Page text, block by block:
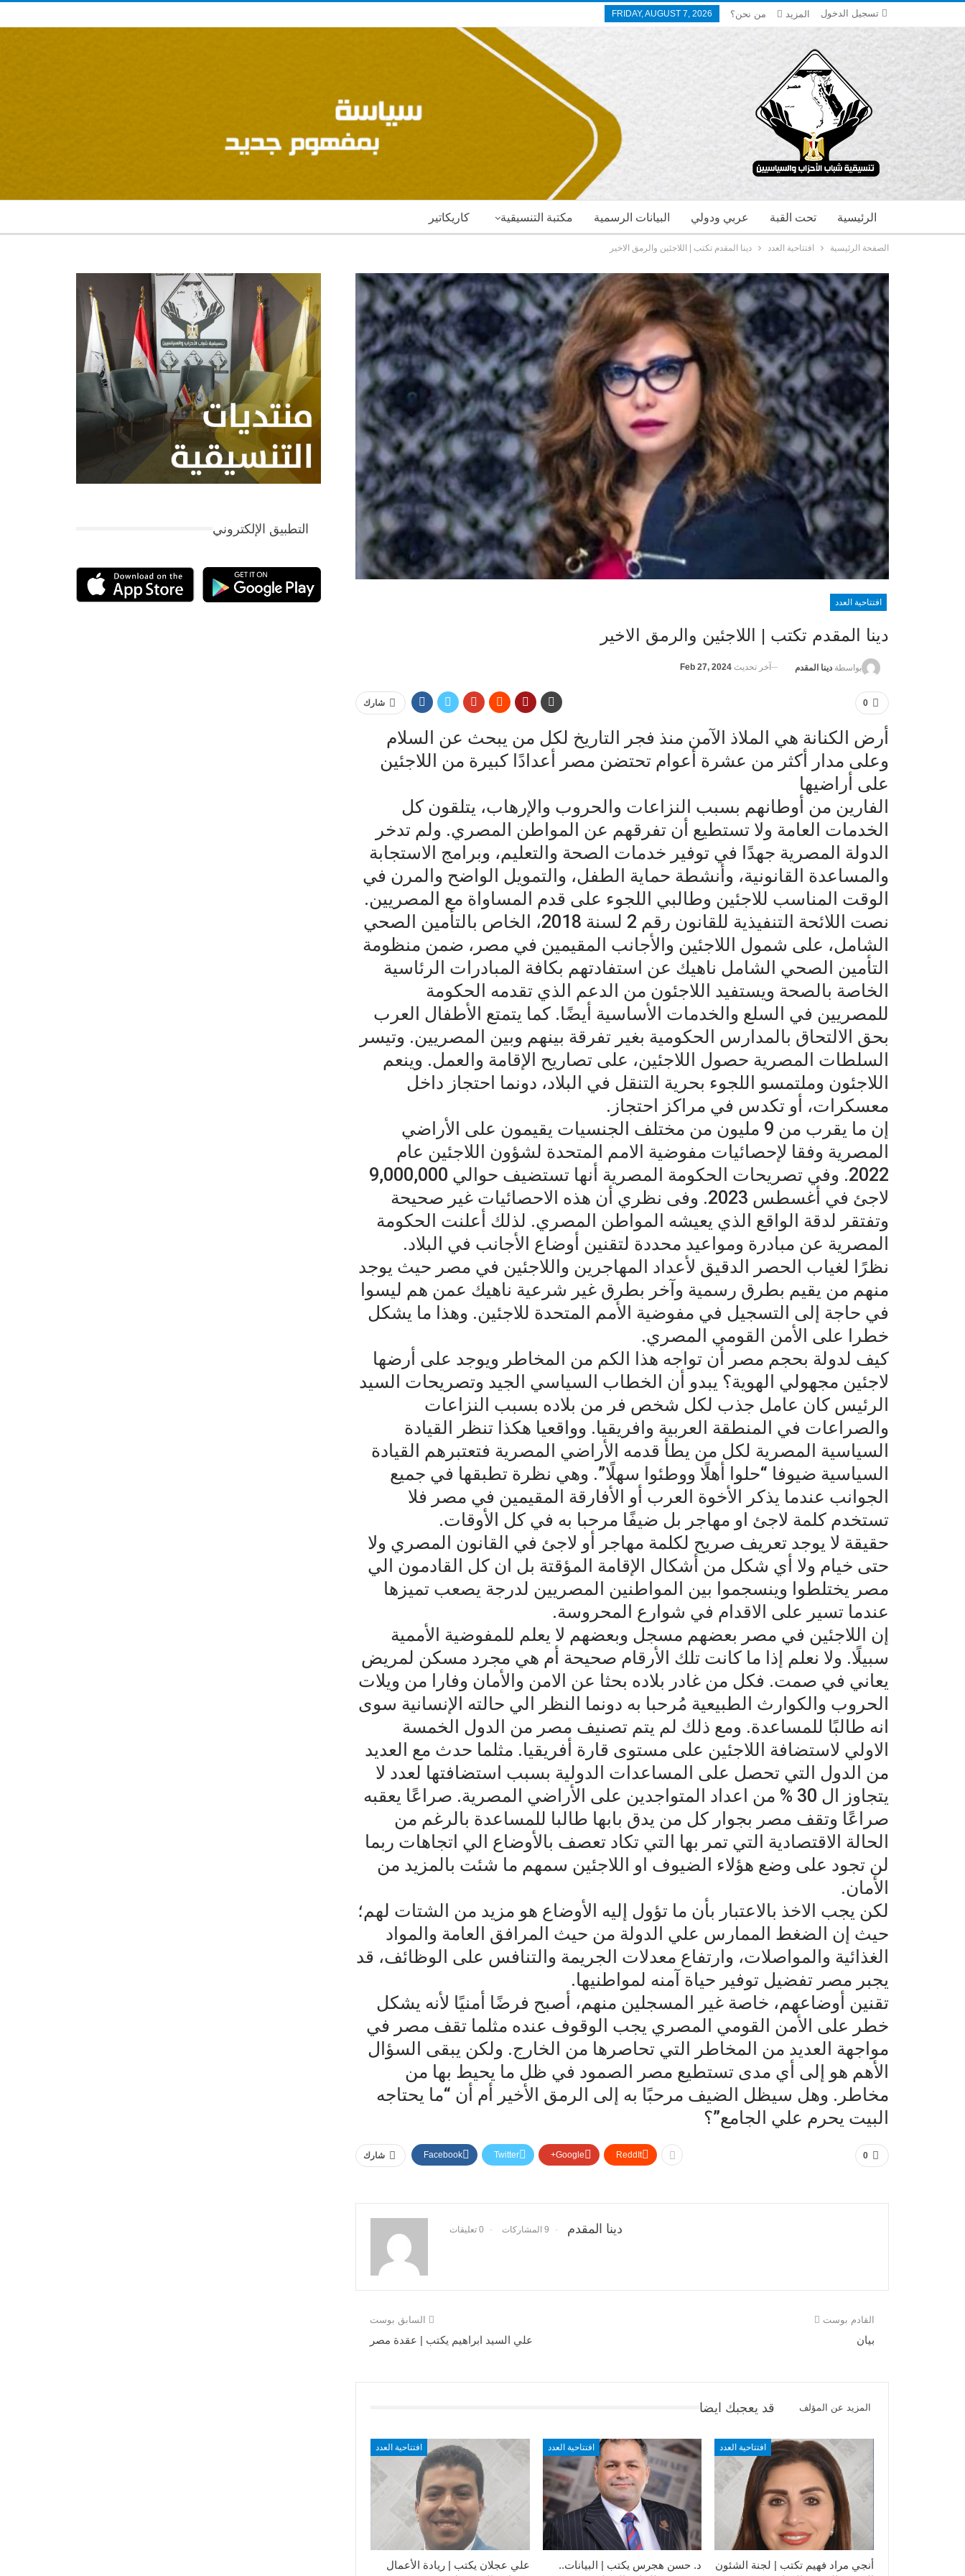
تسجيل الدخول FRIDAY, AUGUST 7, 2026 من نحن؟ المزيد
كاريكاتير مكتبة التنسيقية البيانات الرسمية عربي ودولي تحت القبة الرئيسية
الصفحة الرئيسية افتتاحية العدد دينا المقدم تكتب | اللاجئين والرمق الاخير
افتتاحية العدد
دينا المقدم تكتب | اللاجئين والرمق الاخير
بواسطة دينا المقدم آخر تحديث Feb 27, 2024
0 شارك
أرض الكنانة هي الملاذ الآمن منذ فجر التاريخ لكل من يبحث عن السلام
وعلى مدار أكثر من عشرة أعوام تحتضن مصر أعدادًا كبيرة من اللاجئين
على أراضيها
الفارين من أوطانهم بسبب النزاعات والحروب والإرهاب، يتلقون كل
الخدمات العامة ولا تستطيع أن تفرقهم عن المواطن المصري. ولم تدخر
الدولة المصرية جهدًا في توفير خدمات الصحة والتعليم، وبرامج الاستجابة
والمساعدة القانونية، وأنشطة حماية الطفل، والتمويل الواضح والمرن في
الوقت المناسب للاجئين وطالبي اللجوء على قدم المساواة مع المصريين.
نصت اللائحة التنفيذية للقانون رقم 2 لسنة 2018، الخاص بالتأمين الصحي
الشامل، على شمول اللاجئين والأجانب المقيمين في مصر، ضمن منظومة
التأمين الصحي الشامل ناهيك عن استفادتهم بكافة المبادرات الرئاسية
الخاصة بالصحة ويستفيد اللاجئون من الدعم الذي تقدمه الحكومة
للمصريين في السلع والخدمات الأساسية أيضًا. كما يتمتع الأطفال العرب
بحق الالتحاق بالمدارس الحكومية بغير تفرقة بينهم وبين المصريين. وتيسر
السلطات المصرية حصول اللاجئين، على تصاريح الإقامة والعمل. وينعم
اللاجئون وملتمسو اللجوء بحرية التنقل في البلاد، دونما احتجاز داخل
معسكرات، أو تكدس في مراكز احتجاز.
إن ما يقرب من 9 مليون من مختلف الجنسيات يقيمون على الأراضي
المصرية وفقا لإحصائيات مفوضية الامم المتحدة لشؤون اللاجئين عام
2022. وفي تصريحات الحكومة المصرية أنها تستضيف حوالي 9,000,000
لاجئ في أغسطس 2023. وفى نظري أن هذه الاحصائيات غير صحيحة
وتفتقر لدقة الواقع الذي يعيشه المواطن المصري. لذلك أعلنت الحكومة
المصرية عن مبادرة ومواعيد محددة لتقنين أوضاع الأجانب في البلاد.
‏نظرًا لغياب الحصر الدقيق لأعداد المهاجرين واللاجئين في مصر حيث يوجد
منهم من يقيم بطرق رسمية وآخر بطرق غير شرعية ناهيك عمن هم ليسوا
في حاجة إلى التسجيل في مفوضية الأمم المتحدة للاجئين. وهذا ما يشكل
خطرا على الأمن القومي المصري.
كيف لدولة بحجم مصر أن تواجه هذا الكم من المخاطر ويوجد على أرضها
لاجئين مجهولي الهوية؟ يبدو أن الخطاب السياسي الجيد وتصريحات السيد
الرئيس كان عامل جذب لكل شخص فر من بلاده بسبب النزاعات
والصراعات في المنطقة العربية وافريقيا. وواقعيا هكذا تنظر القيادة
السياسية المصرية لكل من يطأ قدمه الأراضي المصرية فتعتبرهم القيادة
السياسية ضيوفا “حلوا أهلًا ووطئوا سهلًا”. وهي نظرة تطبقها في جميع
الجوانب عندما يذكر الأخوة العرب أو الأفارقة المقيمين في مصر فلا
تستخدم كلمة لاجئ او مهاجر بل ضيفًا مرحبا به في كل الأوقات.
حقيقة لا يوجد تعريف صريح لكلمة مهاجر أو لاجئ في القانون المصري ولا
حتى خيام ولا أي شكل من أشكال الإقامة المؤقتة بل ان كل القادمون الي
مصر يختلطوا وينسجموا بين المواطنين المصريين لدرجة يصعب تميزها
عندما تسير على الاقدام في شوارع المحروسة.
إن اللاجئين في مصر بعضهم مسجل وبعضهم لا يعلم للمفوضية الأممية
سبيلًا. ولا نعلم إذا ما كانت تلك الأرقام صحيحة أم هي مجرد مسكن لمريض
يعاني في صمت. فكل من غادر بلاده بحثا عن الامن والأمان وفارا من ويلات
الحروب والكوارث الطبيعية مُرحبا به دونما النظر الي حالته الإنسانية سوى
انه طالبًا للمساعدة. ومع ذلك لم يتم تصنيف مصر من الدول الخمسة
الاولي لاستضافة اللاجئين على مستوى قارة أفريقيا. مثلما حدث مع العديد
من الدول التي تحصل على المساعدات الدولية بسبب استضافتها لعدد لا
يتجاوز ال 30 % من اعداد المتواجدين على الأراضي المصرية. صراعًا يعقبه
صراعًا وتقف مصر بجوار كل من يدق بابها طالبا للمساعدة بالرغم من
الحالة الاقتصادية التي تمر بها التي تكاد تعصف بالأوضاع الي اتجاهات ربما
لن تجود على وضع هؤلاء الضيوف او اللاجئين سمهم ما شئت بالمزيد من
الأمان.
لكن يجب الاخذ بالاعتبار بأن ما تؤول إليه الأوضاع هو مزيد من الشتات لهم؛
حيث إن الضغط الممارس علي الدولة من حيث المرافق العامة والمواد
الغذائية والمواصلات، وارتفاع معدلات الجريمة والتنافس على الوظائف، قد
يجبر مصر تفضيل توفير حياة آمنه لمواطنيها.
تقنين أوضاعهم، خاصة غير المسجلين منهم، أصبح فرضًا أمنيًا لأنه يشكل
خطر على الأمن القومي المصري يجب الوقوف عنده مثلما تقف مصر في
مواجهة العديد من المخاطر التي تحاصرها من الخارج. ولكن يبقى السؤال
الأهم هو إلى أي مدى تستطيع مصر الصمود في ظل ما يحيط بها من
مخاطر. وهل سيظل الضيف مرحبًا به إلى الرمق الأخير أم أن “ما يحتاجه
البيت يحرم علي الجامع”؟
0 شارك Facebook Twitter Google+ ReddIt
دينا المقدم 9 المشاركات 0 تعليقات
السابق بوست
علي السيد ابراهيم يكتب | عقدة مصر
القادم بوست
بيان
قد يعجبك ايضا المزيد عن المؤلف
افتتاحية العدد
علي عجلان يكتب | ريادة الأعمال
افتتاحية العدد
د. حسن هجرس يكتب | البيانات..
افتتاحية العدد
أنجي مراد فهيم تكتب | لجنة الشئون
التطبيق الإلكتروني